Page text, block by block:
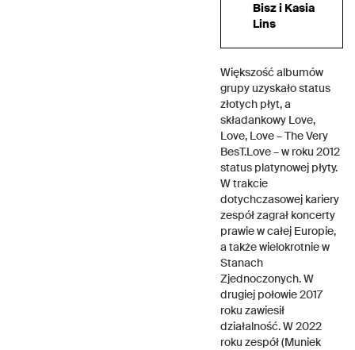
Bisz i Kasia
Lins
Większość albumów
grupy uzyskało status
złotych płyt, a
składankowy Love,
Love, Love – The Very
BesT.Love – w roku 2012
status platynowej płyty.
W trakcie
dotychczasowej kariery
zespół zagrał koncerty
prawie w całej Europie,
a także wielokrotnie w
Stanach
Zjednoczonych. W
drugiej połowie 2017
roku zawiesił
działalność. W 2022
roku zespół (Muniek